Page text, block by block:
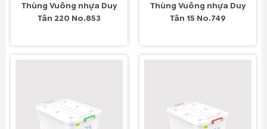
Thùng Vuông nhựa Duy
Tân 220 No.853
Thùng Vuông nhựa Duy
Tân 15 No.749